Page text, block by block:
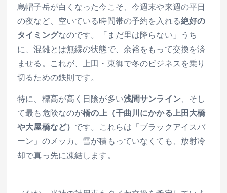
烏帽子岳が白くなった今こそ、今週末や来週の平日
の夜など、空いている時間帯の予約を入れる絶好の
タイミングなのです。「まだ里は降らない」うち
に、混雑とは無縁の状態で、余裕をもって交換を済
ませる。これが、上田・東御で冬のビジネスを乗り
切るための鉄則です。
特に、標高が高く日陰が多い浅間サンライン、そし
て最も危険なのが橋の上（千曲川にかかる上田大橋
や大屋橋など） です。これらは「ブラックアイスバ
ーン」のメッカ。雪が積もっていなくても、放射冷
却で真っ先に凍結します。